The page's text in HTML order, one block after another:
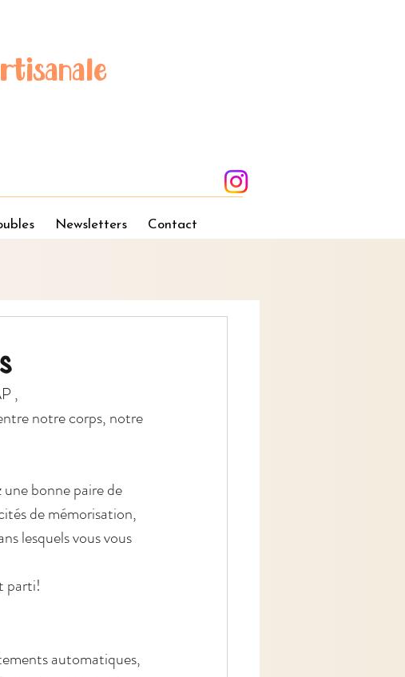
Newsletters Contact
,
notre corps, notre
une bonne paire de
de mémorisation,
lesquels vous vous
parti!
automatiques,